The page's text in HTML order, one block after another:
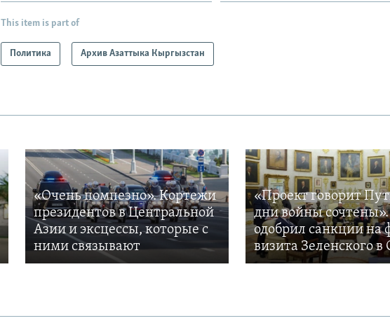
This item is part of
Политика Архив Азаттыка Кыргызстан
«Очень помпезно». Кортежи
президентов в Центральной
Азии и эксцессы, которые с
ними связывают
«Проект говорит
дни войны
одобрил санкции на
визита Зеленского